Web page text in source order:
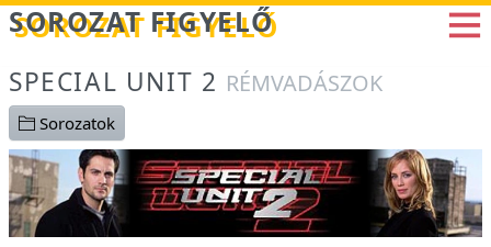
Betöltés...
SOROZAT FIGYELŐ
SPECIAL UNIT 2 RÉMVADÁSZOK
Sorozatok